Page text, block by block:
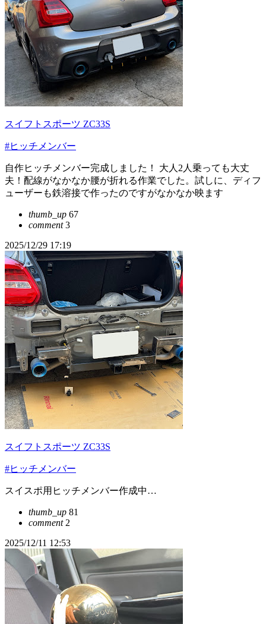
スイフトスポーツ ZC33S
#ヒッチメンバー
自作ヒッチメンバー完成しました！ 大人2人乗っても大丈
夫！配線がなかなか腰が折れる作業でした。試しに、ディフ
ューザーも鉄溶接で作ったのですがなかなか映ます
thumb_up 67
comment3
2025/12/29 17:19
スイフトスポーツ ZC33S
#ヒッチメンバー
スイスポ用ヒッチメンバー作成中…
thumb_up 81
comment2
2025/12/11 12:53